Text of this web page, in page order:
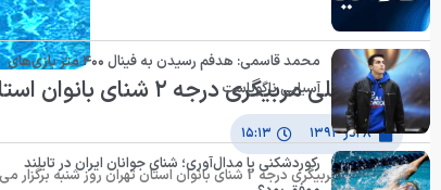
دوره عملی مربیگری درجه ۲ شنای بانوان استان تهران
۸ آذر ۱۳۹۴ ۱۵:۱۳
دوره عملی مربیگری درجه 2 شنای بانوان استان تهران روز شنبه برگزار می شود.
محمد قاسمی: هدفم رسیدن به فینال ۴۰۰ متر بازی‌های
آسیایی ناگویاست
رکوردشکنی یا مدال‌آوری؛ شنای جوانان ایران در تایلند